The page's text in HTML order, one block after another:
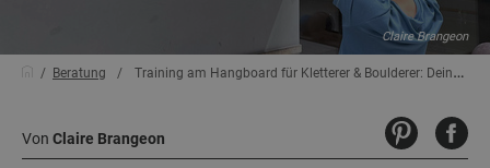
Claire Brangeon
Beratung Training am Hangboard für Kletterer & Boulderer: Deine Anleitung zu mehr Fingerkraft
Von Claire Brangeon